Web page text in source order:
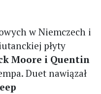
w Niemczech i
płyty
Moore i Quentin
Duet nawiązał